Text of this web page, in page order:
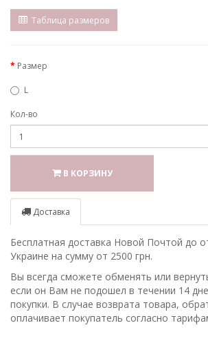
Таблица размеров
Размер
L
Кол-во
В КОРЗИНУ
Доставка
Бесплатная доставка Новой Почтой до
Украине на сумму от 2500 грн.
Вы всегда сможете обменять или
если он Вам не подошел в течении 14
покупки. В случае возврата товара,
оплачивает покупатель согласно